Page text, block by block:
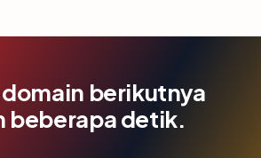
domain berikutnya
beberapa detik.